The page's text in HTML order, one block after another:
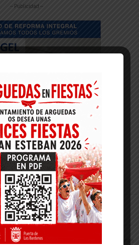
-- Publicidad --
CENTRO PADRE LASA MIGRANTES
Artículo siguiente